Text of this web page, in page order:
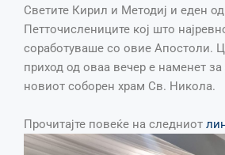
Светите Кирил и Методиј и еден од
Петточислениците кој што
соработуваше со овие Апостоли.
приход од оваа вечер е наменет
новиот соборен храм Св. Никола.
Прочитајте повеќе на следниот